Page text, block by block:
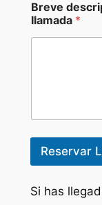
d
o
Breve
llamada *
Reservar
Si has